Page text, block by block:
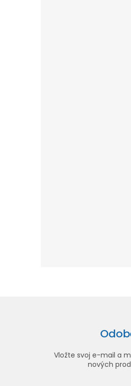
Vložte svoj e-mail a
nových